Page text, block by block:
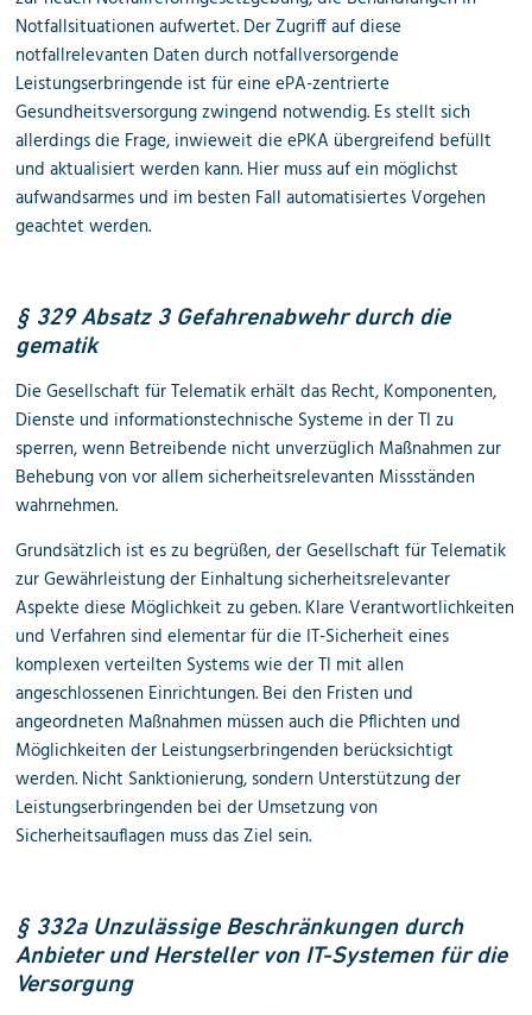
Notfallsituationen aufwertet. Der Zugriff auf diese
notfallrelevanten Daten durch notfallversorgende
Leistungserbringende ist für eine ePA-zentrierte
Gesundheitsversorgung zwingend notwendig. Es stellt sich
allerdings die Frage, inwieweit die ePKA übergreifend befüllt
und aktualisiert werden kann. Hier muss auf ein möglichst
aufwandsarmes und im besten Fall automatisiertes Vorgehen
geachtet werden.
§ 329 Absatz 3 Gefahrenabwehr durch die
gematik
Die Gesellschaft für Telematik erhält das Recht, Komponenten,
Dienste und informationstechnische Systeme in der TI zu
sperren, wenn Betreibende nicht unverzüglich Maßnahmen zur
Behebung von vor allem sicherheitsrelevanten Missständen
wahrnehmen.
Grundsätzlich ist es zu begrüßen, der Gesellschaft für Telematik
zur Gewährleistung der Einhaltung sicherheitsrelevanter
Aspekte diese Möglichkeit zu geben. Klare Verantwortlichkeiten
und Verfahren sind elementar für die IT-Sicherheit eines
komplexen verteilten Systems wie der TI mit allen
angeschlossenen Einrichtungen. Bei den Fristen und
angeordneten Maßnahmen müssen auch die Pflichten und
Möglichkeiten der Leistungserbringenden berücksichtigt
werden. Nicht Sanktionierung, sondern Unterstützung der
Leistungserbringenden bei der Umsetzung von
Sicherheitsauflagen muss das Ziel sein.
§ 332a Unzulässige Beschränkungen durch
Anbieter und Hersteller von IT-Systemen für die
Versorgung